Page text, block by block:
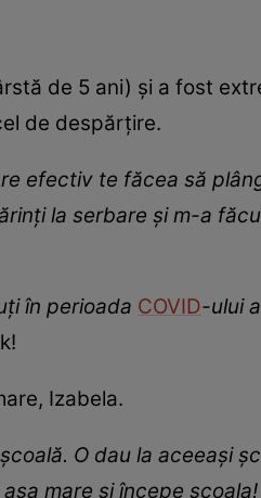
de 5 ani) și a fost
de despărțire.
efectiv te făcea să
la serbare și m-a
în perioada COVID-ului
Izabela.
O dau la aceeași
mare și începe școala!